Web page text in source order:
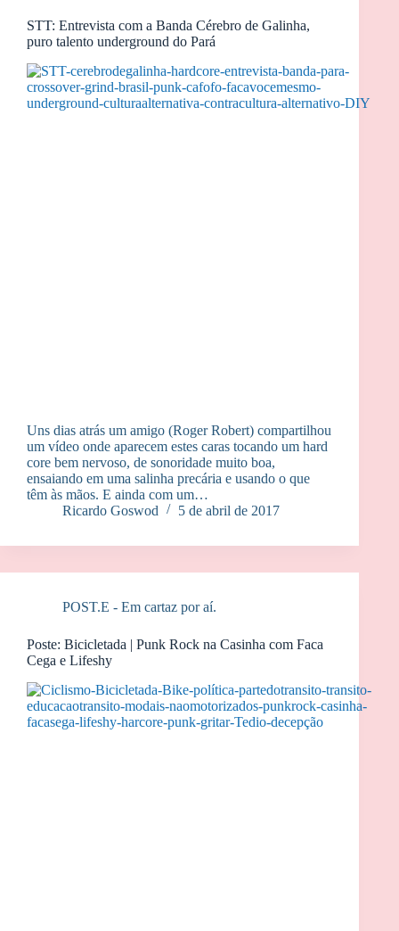
STT: Entrevista com a Banda Cérebro de Galinha,
puro talento underground do Pará
Uns dias atrás um amigo (Roger Robert) compartilhou
um vídeo onde aparecem estes caras tocando um hard
core bem nervoso, de sonoridade muito boa,
ensaiando em uma salinha precária e usando o que
têm às mãos. E ainda com um…
Ricardo Goswod
5 de abril de 2017
POST.E - Em cartaz por aí.
Poste: Bicicletada | Punk Rock na Casinha com Faca
Cega e Lifeshy